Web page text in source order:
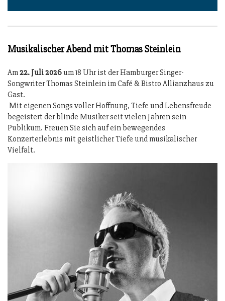
Musikalischer Abend mit Thomas Steinlein
Am22. Juli 2026um 18 Uhr ist der Hamburger Singer-
Songwriter Thomas Steinlein im Café & Bistro Allianzhaus zu
Gast.
Mit eigenen Songs voller Hoffnung, Tiefe und Lebensfreude
begeistert der blinde Musiker seit vielen Jahren sein
Publikum. Freuen Sie sich auf ein bewegendes
Konzerterlebnis mit geistlicher Tiefe und musikalischer
Vielfalt.